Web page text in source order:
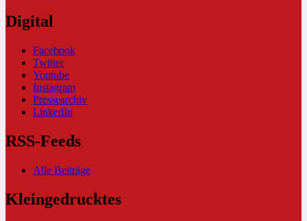
Digital
Facebook
Twitter
Youtube
Instagram
Pressearchiv
LinkedIn
RSS-Feeds
Alle Beiträge
Kleingedrucktes